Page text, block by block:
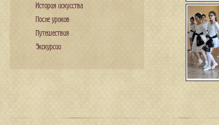
История искусства
После уроков
Путешествия
Экскурсии